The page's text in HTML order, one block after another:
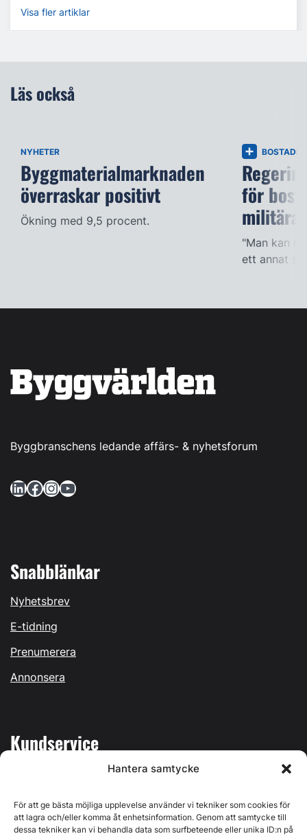
Hantera samtycke
För att ge bästa möjliga upplevelse använder vi tekniker som cookies för
att lagra och/eller komma åt enhetsinformation. Genom att samtycke till
dessa tekniker kan vi behandla data som surfbeteende eller unika ID:n på
Visa fler artiklar
Läs också
NYHETER
Byggmaterialmarknaden
överraskar positivt
Ökning med 9,5 procent.
för
militära
"Man kan
ett annat
Byggbranschens ledande affärs- & nyhetsforum
LinkedIn Facebook InstagramYouTube
Snabblänkar
Nyhetsbrev
E-tidning
Prenumerera
Annonsera
Kundservice
Kontakta oss